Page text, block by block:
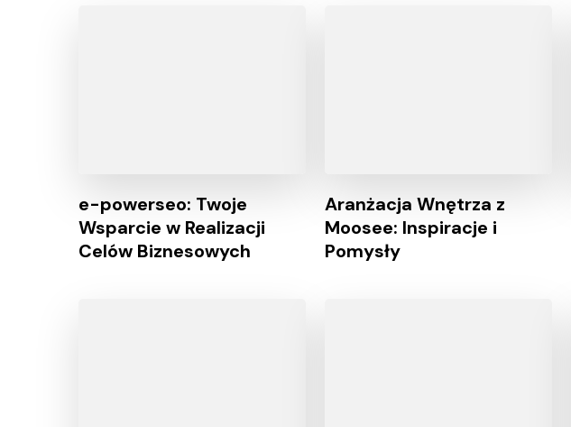
e-powerseo: Twoje
Wsparcie w Realizacji
Celów Biznesowych
Aranżacja Wnętrza z
Moosee: Inspiracje i
Pomysły